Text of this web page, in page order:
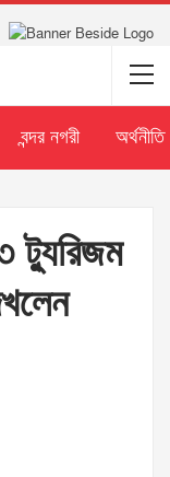
বন্দর নগরী অর্থনীতি
৩ ট্যুরিজম